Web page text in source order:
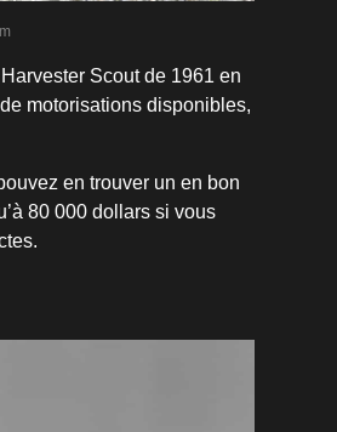
Scout de 1961 en
motorisations disponibles,
en trouver un en bon
80 000 dollars si vous